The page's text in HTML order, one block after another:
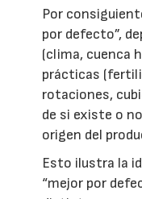
Por
por defecto”,
(clima, cuenca
prácticas
rotaciones,
de si existe o
origen del
Esto ilustra la
“mejor por